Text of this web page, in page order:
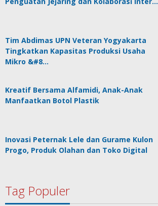
Tim Abdimas UPN Veteran Yogyakarta
Tingkatkan Kapasitas Produksi Usaha
Mikro &#8…
Kreatif Bersama Alfamidi, Anak-Anak
Manfaatkan Botol Plastik
Inovasi Peternak Lele dan Gurame Kulon
Progo, Produk Olahan dan Toko Digital
Tag Populer